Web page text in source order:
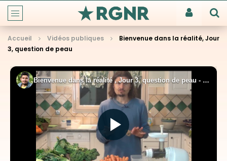
Accueil Vidéos publiques
Bienvenue dans la réalité, Jour
3, question de peau